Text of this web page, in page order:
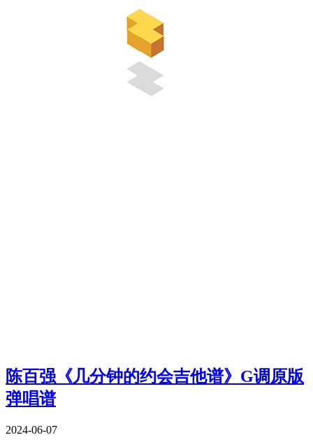
陈百强《几分钟的约会吉他谱》G调原版
弹唱谱
2024-06-07